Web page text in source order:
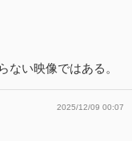
ない映像ではある。
2025/12/09 00:07